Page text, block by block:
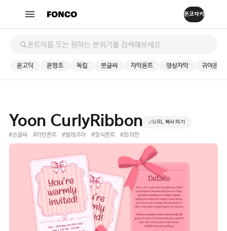
윤고딕 윤명조 독립 붓글씨 자막폰트 영상자막 귀여운
Yoon CurlyRibbon URL 복사하기
#손글씨 #라틴폰트 #발레코어 #장식폰트 #화려한